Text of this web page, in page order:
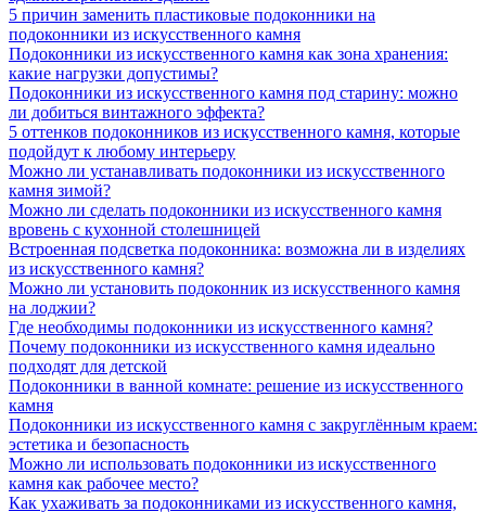
5 причин заменить пластиковые подоконники на
подоконники из искусственного камня
Подоконники из искусственного камня как зона хранения:
какие нагрузки допустимы?
Подоконники из искусственного камня под старину: можно
ли добиться винтажного эффекта?
5 оттенков подоконников из искусственного камня, которые
подойдут к любому интерьеру
Можно ли устанавливать подоконники из искусственного
камня зимой?
Можно ли сделать подоконники из искусственного камня
вровень с кухонной столешницей
Встроенная подсветка подоконника: возможна ли в изделиях
из искусственного камня?
Можно ли установить подоконник из искусственного камня
на лоджии?
Где необходимы подоконники из искусственного камня?
Почему подоконники из искусственного камня идеально
подходят для детской
Подоконники в ванной комнате: решение из искусственного
камня
Подоконники из искусственного камня с закруглённым краем:
эстетика и безопасность
Можно ли использовать подоконники из искусственного
камня как рабочее место?
Как ухаживать за подоконниками из искусственного камня,